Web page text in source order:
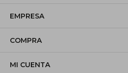
EMPRESA
COMPRA
MI CUENTA